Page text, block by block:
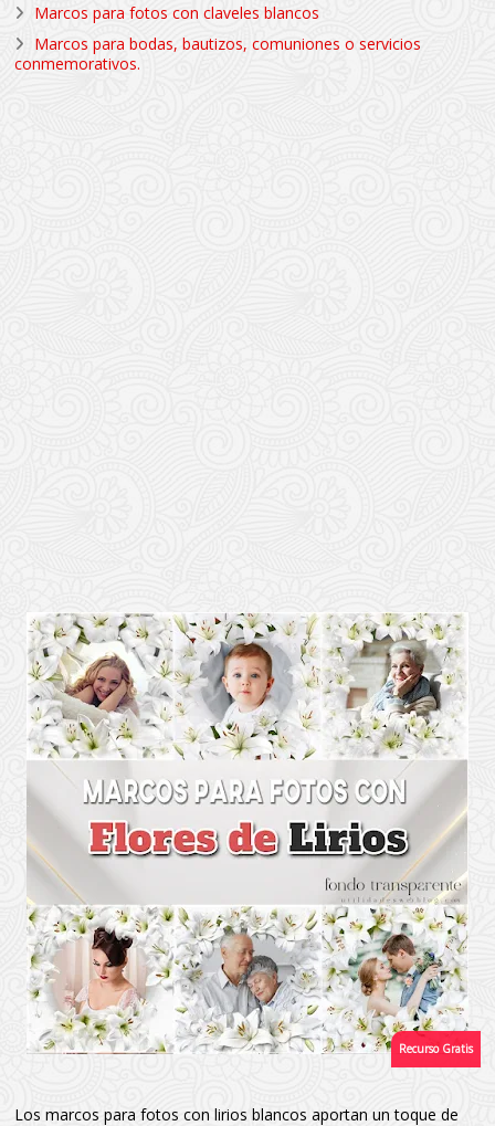
Marcos para fotos con claveles blancos
Marcos para bodas, bautizos, comuniones o servicios
conmemorativos.
Los marcos para fotos con lirios blancos aportan un toque de